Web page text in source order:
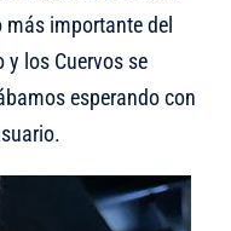
importante del
y los Cuervos se
esperando con